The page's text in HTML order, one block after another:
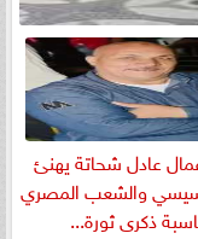
عادل شحاتة يهنئ
والشعب المصري
ذكرى ثورة...